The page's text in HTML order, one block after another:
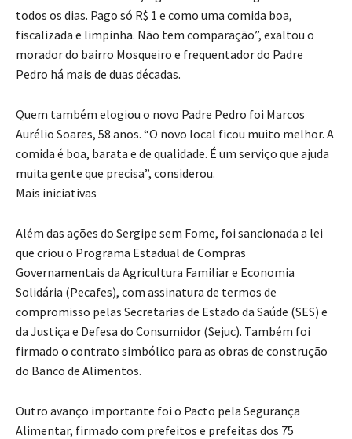
todos os dias. Pago só R$ 1 e como uma comida boa,
fiscalizada e limpinha. Não tem comparação”, exaltou o
morador do bairro Mosqueiro e frequentador do Padre
Pedro há mais de duas décadas.
Quem também elogiou o novo Padre Pedro foi Marcos
Aurélio Soares, 58 anos. “O novo local ficou muito melhor. A
comida é boa, barata e de qualidade. É um serviço que ajuda
muita gente que precisa”, considerou.
Mais iniciativas
Além das ações do Sergipe sem Fome, foi sancionada a lei
que criou o Programa Estadual de Compras
Governamentais da Agricultura Familiar e Economia
Solidária (Pecafes), com assinatura de termos de
compromisso pelas Secretarias de Estado da Saúde (SES) e
da Justiça e Defesa do Consumidor (Sejuc). Também foi
firmado o contrato simbólico para as obras de construção
do Banco de Alimentos.
Outro avanço importante foi o Pacto pela Segurança
Alimentar, firmado com prefeitos e prefeitas dos 75